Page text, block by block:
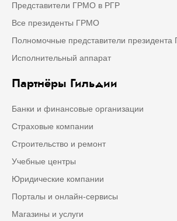
Представители ГРМО в РГР
Все президенты ГРМО
Полномочные представители
Исполнительный аппарат
Партнёры Гильдии
Банки и финансовые организации
Страховые компании
Строительство и ремонт
Учебные центры
Юридические компании
Порталы и онлайн-сервисы
Магазины и услуги